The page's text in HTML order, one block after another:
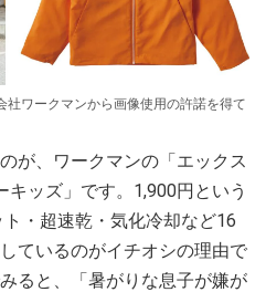
ワークマンから画像使用の許諾を得て
が、ワークマンの「エックス
ッズ」です。1,900円という
・超速乾・気化冷却など16
ているのがイチオシの理由で
ると、「暑がりな息子が嫌が